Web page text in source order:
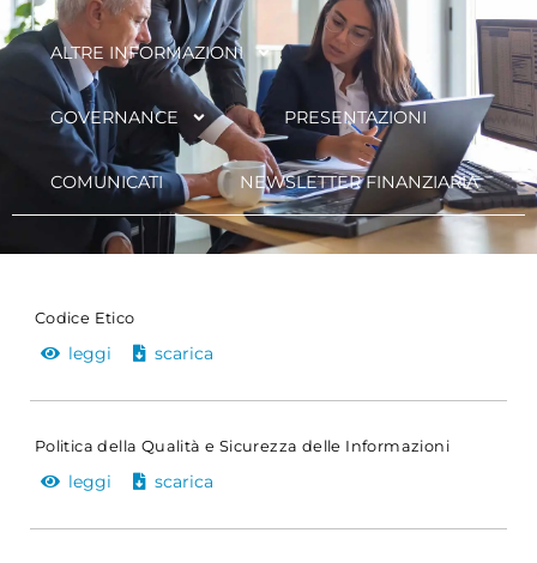
ALTRE INFORMAZIONI
GOVERNANCE PRESENTAZIONI
COMUNICATI NEWSLETTER FINANZIARIA
Codice Etico
leggi scarica
Politica della Qualità e Sicurezza delle Informazioni
leggi scarica